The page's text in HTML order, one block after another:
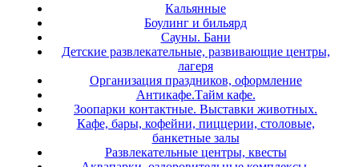
Кальянные
Боулинг и бильярд
Сауны. Бани
Детские развлекательные, развивающие центры,
лагеря
Организация праздников, оформление
Антикафе.Тайм кафе.
Зоопарки контактные. Выставки животных.
Кафе, бары, кофейни, пиццерии, столовые,
банкетные залы
Развлекательные центры, квесты